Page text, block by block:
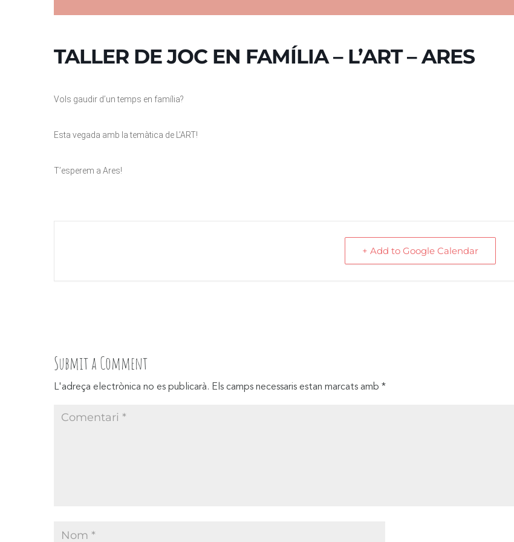
TALLER DE JOC EN FAMÍLIA – L’ART – ARES
Vols gaudir d’un temps en família?
Esta vegada amb la temàtica de L’ART!
T’esperem a Ares!
+ Add to Google Calendar
Submit a Comment
L'adreça electrònica no es publicarà. Els camps necessaris estan marcats amb *